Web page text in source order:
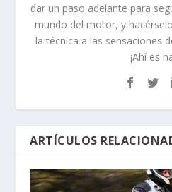
dar un paso adelante para
mundo del motor, y
la técnica a las sensaciones
¡Ahí es
ARTÍCULOS